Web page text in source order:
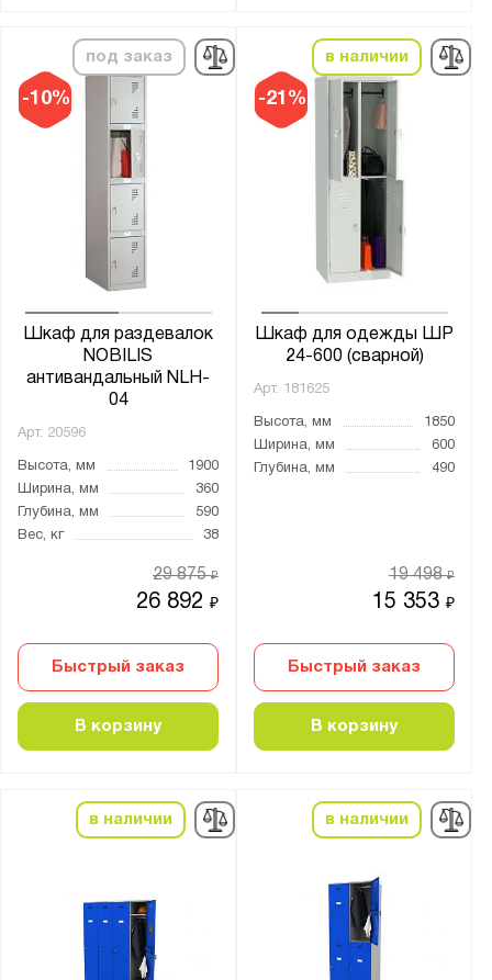
-10%
под заказ
Шкаф для раздевалок
NOBILIS
антивандальный NLH-
04
Арт. 20596
Высота, мм
1900
Ширина, мм
360
Глубина, мм
590
Вес, кг
38
26 892₽
29 875₽
Быстрый заказ
В корзину
-21%
в наличии
Шкаф для одежды ШР
24-600 (сварной)
Арт. 181625
Высота, мм
1850
Ширина, мм
600
Глубина, мм
490
15 353₽
19 498₽
Быстрый заказ
В корзину
в наличии в наличии
Производитель:
Gresson
Верстакофф
Диком
Металл-Завод
Метех
Предприятие ДВК
Промет
Бренд:
Метех
Form
ML
MLH
ТМ
УНО